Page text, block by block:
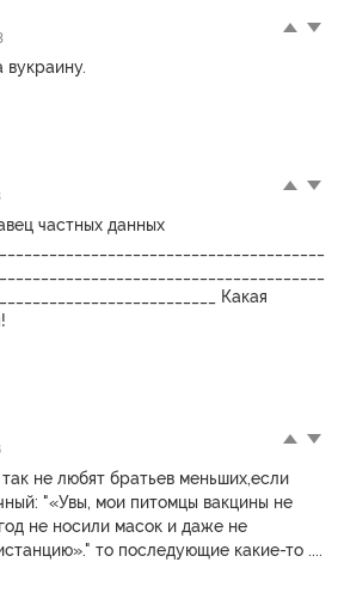
вукраину.
частных данных
Какая
не любят братьев меньших,если
"«Увы, мои питомцы вакцины не
не носили масок и даже не
то последующие какие-то ....